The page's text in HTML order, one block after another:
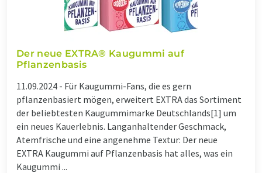
Der neue EXTRA® Kaugummi auf
Pflanzenbasis
11.09.2024 - Für Kaugummi-Fans, die es gern
pflanzenbasiert mögen, erweitert EXTRA das Sortiment
der beliebtesten Kaugummimarke Deutschlands[1] um
ein neues Kauerlebnis. Langanhaltender Geschmack,
Atemfrische und eine angenehme Textur: Der neue
EXTRA Kaugummi auf Pflanzenbasis hat alles, was ein
Kaugummi ...